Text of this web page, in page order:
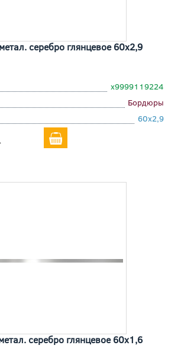
серебро глянцевое 60x2,9
х9999119224
Бордюры
60x2,9
серебро глянцевое 60x1,6